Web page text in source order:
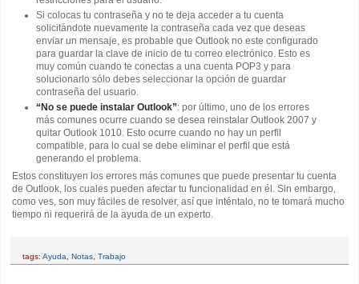
Si colocas tu contraseña y no te deja acceder a tu cuenta
solicitándote nuevamente la contraseña cada vez que deseas
enviar un mensaje, es probable que Outlook no este configurado
para guardar la clave de inicio de tu correo electrónico. Esto es
muy común cuando te conectas a una cuenta POP3 y para
solucionarlo sólo debes seleccionar la opción de guardar
contraseña del usuario.
“No se puede instalar Outlook”: por último, uno de los errores
más comunes ocurre cuando se desea reinstalar Outlook 2007 y
quitar Outlook 1010. Esto ocurre cuando no hay un perfil
compatible, para lo cual se debe eliminar el perfil que está
generando el problema.
Estos constituyen los errores más comunes que puede presentar tu cuenta
de Outlook, los cuales pueden afectar tu funcionalidad en él. Sin embargo,
como ves, son muy fáciles de resolver, así que inténtalo, no te tomará mucho
tiempo ni requerirá de la ayuda de un experto.
tags: Ayuda Notas Trabajo